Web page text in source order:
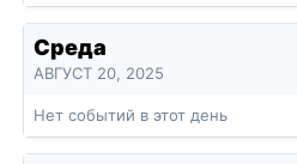
Среда
АВГУСТ 20, 2025
Нет событий в этот день